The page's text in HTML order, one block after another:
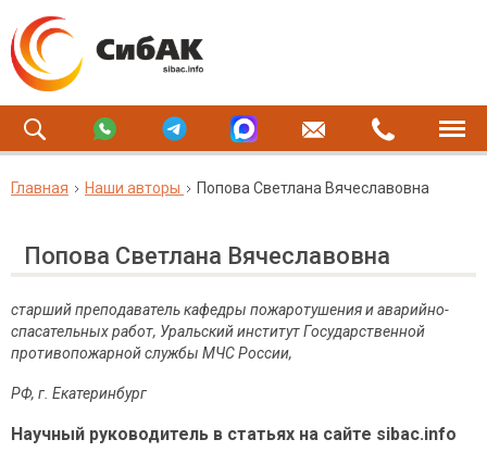
Главная Наши авторы Попова Светлана Вячеславовна
Попова Светлана Вячеславовна
старший преподаватель кафедры пожаротушения и аварийно-
спасательных работ, Уральский институт Государственной
противопожарной службы МЧС России,
РФ, г. Екатеринбург
Научный руководитель в статьях на сайте sibac.info